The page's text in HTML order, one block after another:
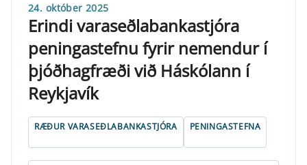
24. október 2025
Erindi varaseðlabankastjóra
peningastefnu fyrir nemendur í
þjóðhagfræði við Háskólann í
Reykjavík
RÆÐUR VARASEÐLABANKASTJÓRA PENINGASTEFNA